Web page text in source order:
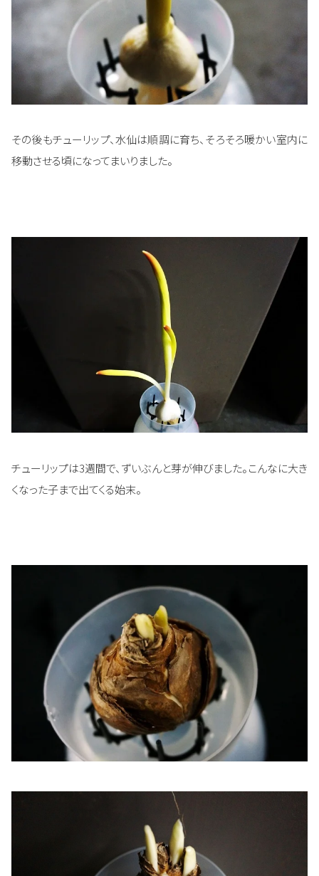
その後もチューリップ、水仙は順調に育ち、そろそろ暖かい室内に
移動させる頃になってまいりました。
チューリップは3週間で、ずいぶんと芽が伸びました。こんなに大き
くなった子まで出てくる始末。